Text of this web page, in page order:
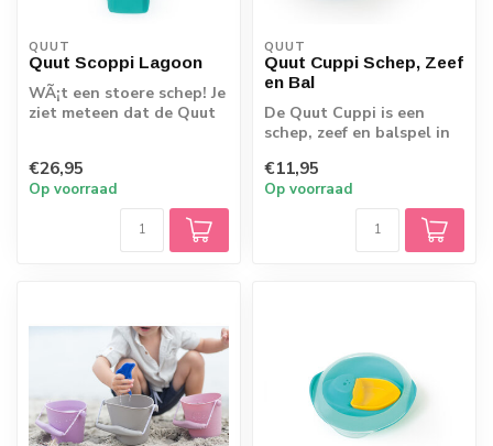
QUUT
Quut Scoppi Lagoon
WÃ¡t een stoere schep! Je
ziet meteen dat de Quut
€26,95
Op voorraad
QUUT
Quut Cuppi Schep, Zeef
en Bal
De Quut Cuppi is een
schep, zeef en balspel in
mogelijkheden. M...
€11,95
Op voorraad